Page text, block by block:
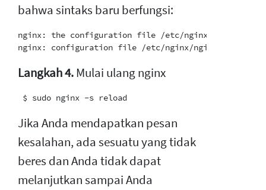
bahwa sintaks baru berfungsi:
nginx: the configuration file /etc/nginx/nginx.conf
Langkah 4.Mulai ulang nginx
Jika Anda mendapatkan pesan
kesalahan, ada sesuatu yang tidak
beres dan Anda tidak dapat
melanjutkan sampai Anda